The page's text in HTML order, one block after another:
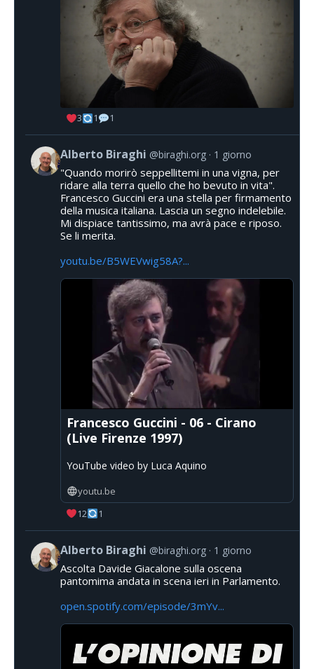
3 1 1
Alberto Biraghi @biraghi.org 1 giorno
"Quando morirò seppellitemi in una vigna, per
ridare alla terra quello che ho bevuto in vita".
Francesco Guccini era una stella per firmamento
della musica italiana. Lascia un segno indelebile.
Mi dispiace tantissimo, ma avrà pace e riposo.
Se li merita.
youtu.be/B5WEVwig58A?...
Francesco Guccini - 06 - Cirano
(Live Firenze 1997)
YouTube video by Luca Aquino
youtu.be
12
1
Alberto Biraghi @biraghi.org 1 giorno
Ascolta Davide Giacalone sulla oscena
pantomima andata in scena ieri in Parlamento.
open.spotify.com/episode/3mYv...